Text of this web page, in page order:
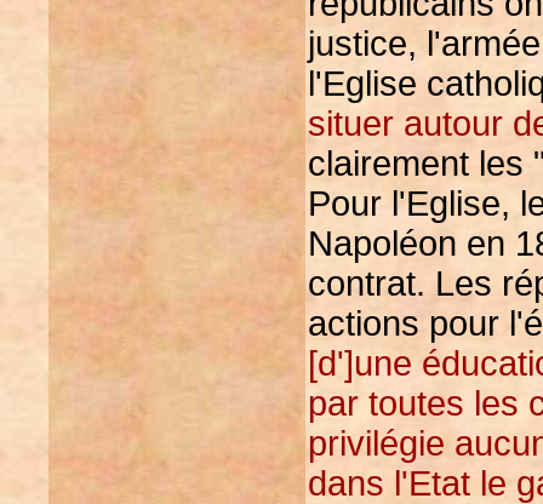
justice,
l'Eglise
situer autour
clairement les
Pour l'Eglise,
Napoléon en
contrat. Les
actions pour
[d']une
par toutes les
privilégie
dans l'Etat le